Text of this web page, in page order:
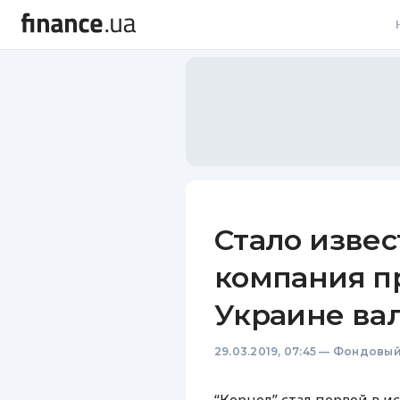
Стало
компания
Украине
29.03.2019, 07:45 —